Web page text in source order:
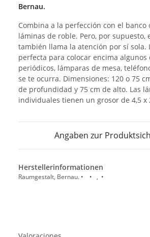
Bernau.
Combina a la perfección con el banco
láminas de roble. Pero, por supuesto,
también llama la atención por sí sola.
perfecta para colocar encima algunos
periódicos, lámparas de mesa,
se te ocurra. Dimensiones: 120 o 75
de profundidad y 75 cm de alto. Las
individuales tienen un grosor de 4,5 x
Angaben zur
Herstellerinformationen
Raumgestalt, Bernau. • • , •